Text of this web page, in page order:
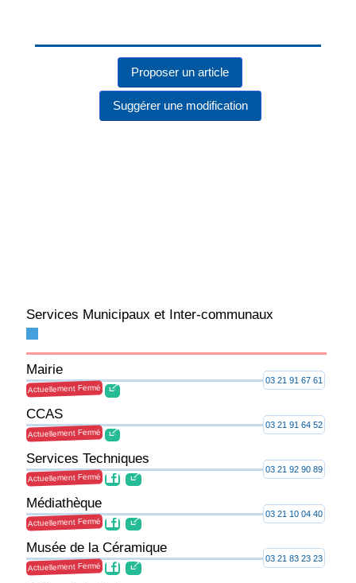
Proposer un article
Suggérer une modification
Services Municipaux et Inter-communaux
Mairie
Actuellement Fermé
03 21 91 67 61
CCAS
Actuellement Fermé
03 21 91 64 52
Services Techniques
Actuellement Fermé
03 21 92 90 89
Médiathèque
Actuellement Fermé
03 21 10 04 40
Musée de la Céramique
Actuellement Fermé
03 21 83 23 23